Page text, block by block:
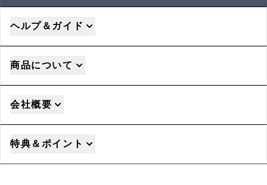
ヘルプ＆ガイド
商品について
会社概要
特典＆ポイント